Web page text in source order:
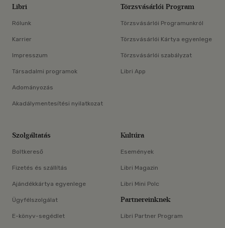
Libri
Rólunk
Karrier
Impresszum
Társadalmi programok
Adományozás
Akadálymentesítési nyilatkozat
Törzsvásárlói Program
Törzsvásárlói Programunkról
Törzsvásárlói Kártya egyenlege
Törzsvásárlói szabályzat
Libri App
Szolgáltatás
Boltkereső
Fizetés és szállítás
Ajándékkártya egyenlege
Ügyfélszolgálat
E-könyv-segédlet
Kultúra
Események
Libri Magazin
Libri Mini Polc
Partnereinknek
Libri Partner Program